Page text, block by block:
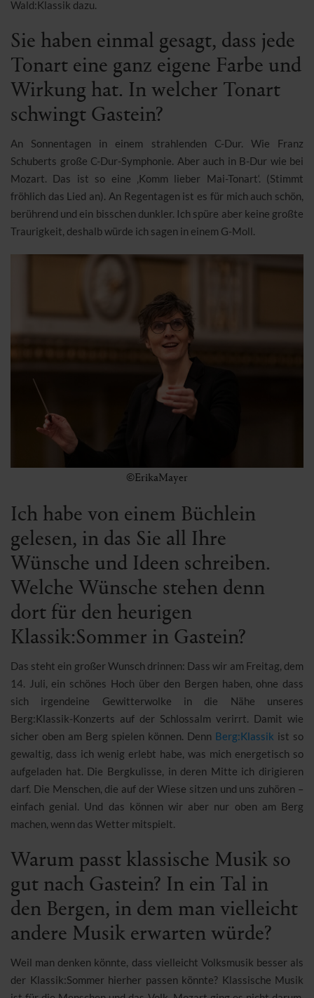
Wald:Klassik dazu.
Sie haben einmal gesagt, dass jede
Tonart eine ganz eigene Farbe und
Wirkung hat. In welcher Tonart
schwingt Gastein?
An Sonnentagen in einem strahlenden C-Dur. Wie Franz
Schuberts große C-Dur-Symphonie. Aber auch in B-Dur wie bei
Mozart. Das ist so eine ‚Komm lieber Mai-Tonart‘. (Stimmt
fröhlich das Lied an). An Regentagen ist es für mich auch schön,
berührend und ein bisschen dunkler. Ich spüre aber keine großte
Traurigkeit, deshalb würde ich sagen in einem G-Moll.
©ErikaMayer
Ich habe von einem Büchlein
gelesen, in das Sie all Ihre
Wünsche und Ideen schreiben.
Welche Wünsche stehen denn
dort für den heurigen
Klassik:Sommer in Gastein?
Das steht ein großer Wunsch drinnen: Dass wir am Freitag, dem
14. Juli, ein schönes Hoch über den Bergen haben, ohne dass
sich irgendeine Gewitterwolke in die Nähe unseres
Berg:Klassik-Konzerts auf der Schlossalm verirrt. Damit wie
sicher oben am Berg spielen können. Denn Berg:Klassik ist so
gewaltig, dass ich wenig erlebt habe, was mich energetisch so
aufgeladen hat. Die Bergkulisse, in deren Mitte ich dirigieren
darf. Die Menschen, die auf der Wiese sitzen und uns zuhören –
einfach genial. Und das können wir aber nur oben am Berg
machen, wenn das Wetter mitspielt.
Warum passt klassische Musik so
gut nach Gastein? In ein Tal in
den Bergen, in dem man vielleicht
andere Musik erwarten würde?
Weil man denken könnte, dass vielleicht Volksmusik besser als
der Klassik:Sommer hierher passen könnte? Klassische Musik